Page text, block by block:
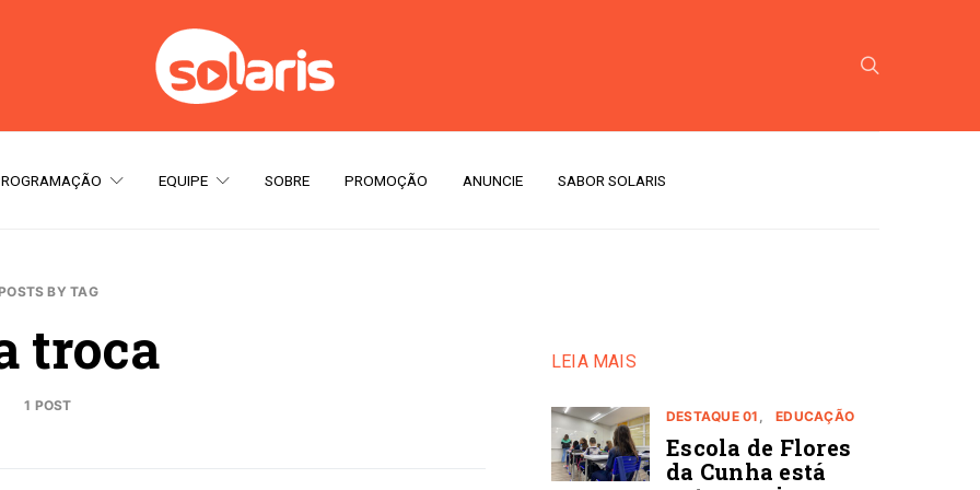
EQUIPE SOBRE PROMOÇÃO ANUNCIE SABOR SOLARIS
BY TAG
troca
1 POST
LEIA MAIS
DESTAQUE 01 EDUCAÇÃO
Escola de Flores
da Cunha está